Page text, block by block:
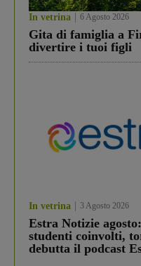
In vetrina 6 Agosto 2026
Gita di famiglia a
divertire i tuoi figli
In vetrina 3 Agosto 2026
Estra Notizie
studenti coinvolti,
debutta il podcast